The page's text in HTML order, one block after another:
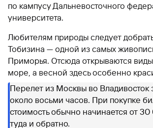
по кампусу Дальневосточного
университета.
Любителям природы следует
Тобизина — одной из самых
Приморья. Отсюда открываются
море, а весной здесь особенно
Перелет из Москвы во Владивосток
около восьми часов. При покупке
стоимость обычно начинается от
туда и обратно.